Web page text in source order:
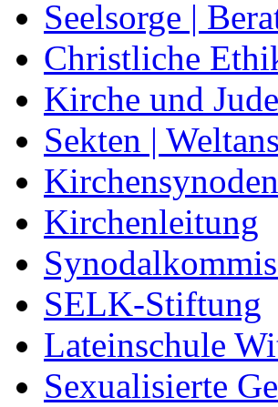
Seelsorge |
Christliche
Kirche und
Sekten |
Kirchensynoden
Kirchenleitung
SELK-Stiftung
Lateinschule
Sexualisierte